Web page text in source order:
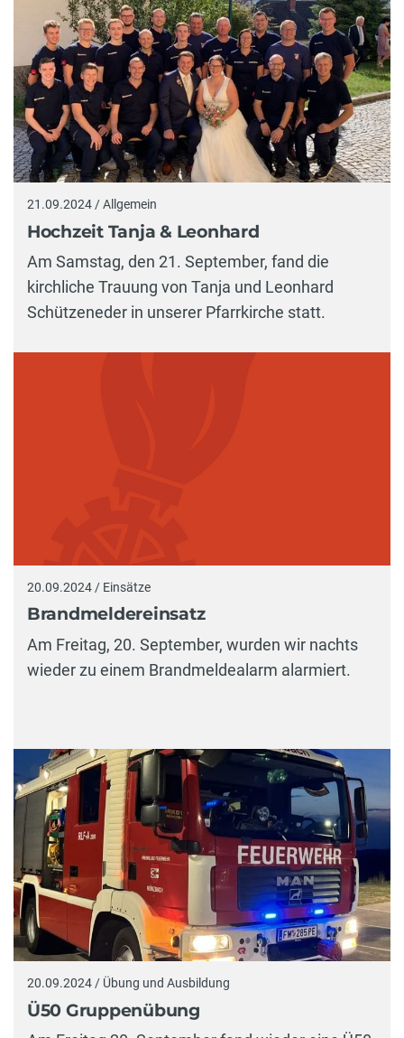
21.09.2024 / Allgemein
Hochzeit Tanja & Leonhard
Am Samstag, den 21. September, fand die
kirchliche Trauung von Tanja und Leonhard
Schützeneder in unserer Pfarrkirche statt.
20.09.2024 / Einsätze
Brandmeldereinsatz
Am Freitag, 20. September, wurden wir nachts
wieder zu einem Brandmeldealarm alarmiert.
20.09.2024 / Übung und Ausbildung
Ü50 Gruppenübung